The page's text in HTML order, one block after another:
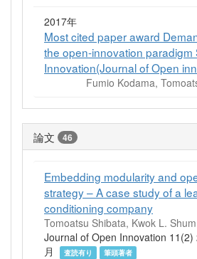
2017年
Most cited paper award
the open-innovation paradigm
Innovation(Journal of Open
Fumio Kodama,
論文 46
Embedding modularity and
strategy – A case study of a
conditioning company
Tomoatsu Shibata, Kwok L. Shum
Journal of Open Innovation 11(2)
月
査読有り 筆頭著者